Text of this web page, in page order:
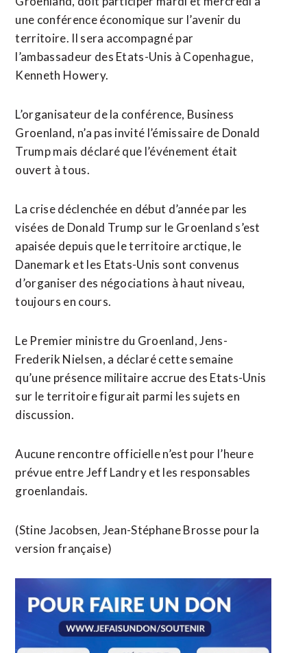
une conférence économique sur l’avenir du
territoire. Il sera accompagné par
l’ambassadeur des Etats-Unis à Copenhague,
Kenneth Howery.
L’organisateur de la conférence, Business
Groenland, n’a pas invité l’émissaire de Donald
Trump mais déclaré que l’événement était
ouvert à tous.
La crise déclenchée en début d’année par les
visées de Donald Trump sur le Groenland s’est
apaisée depuis que le territoire arctique, le
Danemark et les Etats-Unis sont convenus
d’organiser des négociations à haut niveau,
toujours en cours.
Le Premier ministre du Groenland, Jens-
Frederik Nielsen, a déclaré cette semaine
qu’une présence militaire accrue des Etats-Unis
sur le territoire figurait parmi les sujets en
discussion.
Aucune rencontre officielle n’est pour l’heure
prévue entre Jeff Landry et les responsables
groenlandais.
(Stine Jacobsen, Jean-Stéphane Brosse pour la
version française)